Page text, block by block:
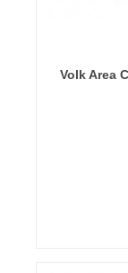
Volk Area